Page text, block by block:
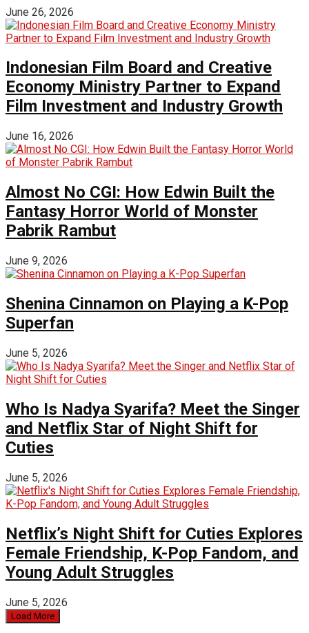
June 26, 2026
Indonesian Film Board and Creative
Economy Ministry Partner to Expand
Film Investment and Industry Growth
June 16, 2026
Almost No CGI: How Edwin Built the
Fantasy Horror World of Monster
Pabrik Rambut
June 9, 2026
Shenina Cinnamon on Playing a K-Pop
Superfan
June 5, 2026
Who Is Nadya Syarifa? Meet the Singer
and Netflix Star of Night Shift for
Cuties
June 5, 2026
Netflix’s Night Shift for Cuties Explores
Female Friendship, K-Pop Fandom, and
Young Adult Struggles
June 5, 2026
Load More